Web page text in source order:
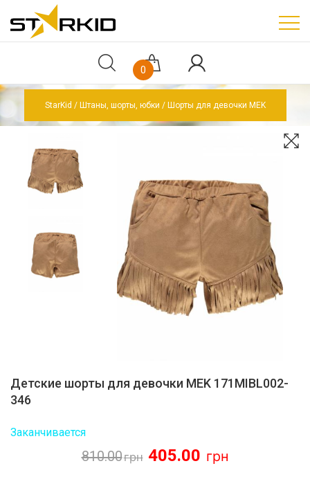
0
StarKid Штаны, шорты, юбки Шорты для девочки MEK
Детские шорты для девочки MEK 171MIBL002-
346
Заканчивается
810.00 405.00